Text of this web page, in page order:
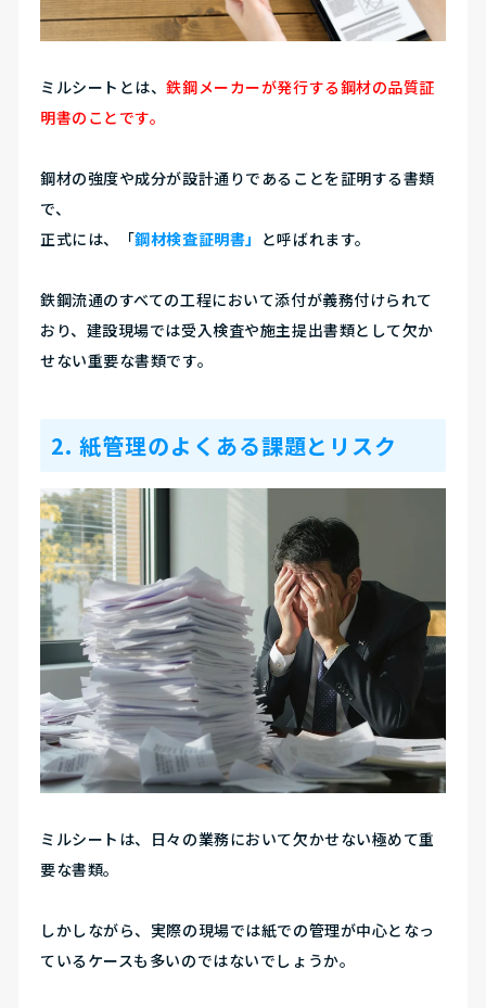
ミルシートとは、鉄鋼メーカーが発行する鋼材の品質証
明書のことです。
鋼材の強度や成分が設計通りであることを証明する書類
で、
正式には、「鋼材検査証明書」 と呼ばれます。
鉄鋼流通のすべての工程において添付が義務付けられて
おり、建設現場では受入検査や施主提出書類として欠か
せない重要な書類です。
2. 紙管理のよくある課題とリスク
ミルシートは、日々の業務において欠かせない極めて重
要な書類。
しかしながら、実際の現場では紙での管理が中心となっ
ているケースも多いのではないでしょうか。